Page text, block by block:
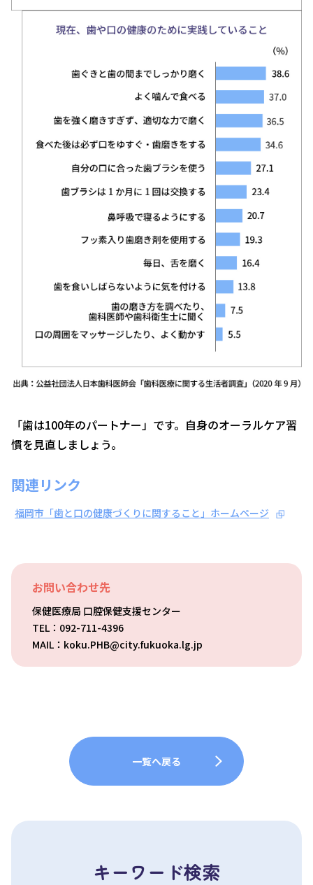
「歯は100年のパートナー」です。自身のオーラルケア習
慣を見直しましょう。
関連リンク
福岡市「歯と口の健康づくりに関すること」ホームページ
お問い合わせ先
保健医療局 口腔保健支援センター
TEL：092-711-4396
MAIL：koku.PHB@city.fukuoka.lg.jp
一覧へ戻る
キーワード検索